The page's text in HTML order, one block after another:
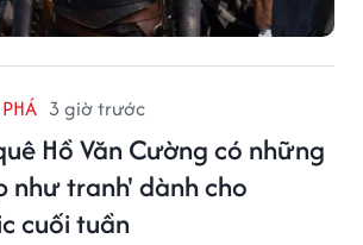
3 giờ trước
Hồ Văn Cường có những
như tranh' dành cho
cuối tuần